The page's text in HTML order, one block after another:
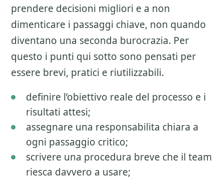
prendere decisioni migliori e a non
dimenticare i passaggi chiave, non quando
diventano una seconda burocrazia. Per
questo i punti qui sotto sono pensati per
essere brevi, pratici e riutilizzabili.
definire l’obiettivo reale del processo e i
risultati attesi;
assegnare una responsabilita chiara a
ogni passaggio critico;
scrivere una procedura breve che il team
riesca davvero a usare;